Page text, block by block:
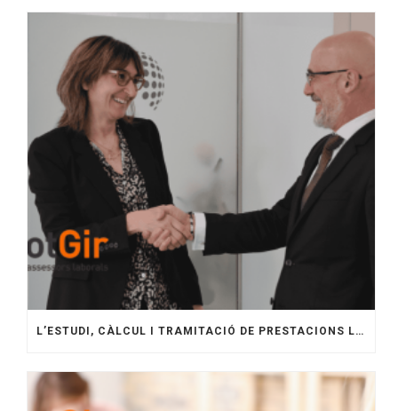
L’ESTUDI, CÀLCUL I TRAMITACIÓ DE PRESTACIONS LABORALS A GIRONA: GUIA COMPLETA PER A EMPRESES.